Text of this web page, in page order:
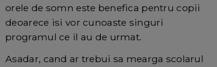
orele de somn este benefica pentru copii
deoarece isi vor cunoaste singuri
programul ce il au de urmat.
Asadar, cand ar trebui sa mearga scolarul